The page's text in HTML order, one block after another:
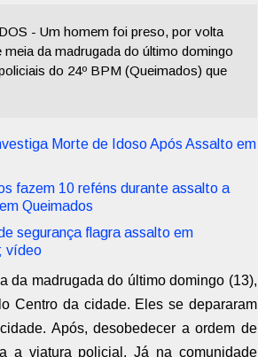
- Um homem foi preso, por volta
meia da madrugada do último domingo
do 24º BPM (Queimados) que
Morte de Idoso Após Assalto em
fazem 10 reféns durante assalto a
Queimados
segurança flagra assalto em
vídeo
da madrugada do último domingo (13),
Centro da cidade. Eles se depararam
Após, desobedecer a ordem de
a viatura policial. Já na comunidade